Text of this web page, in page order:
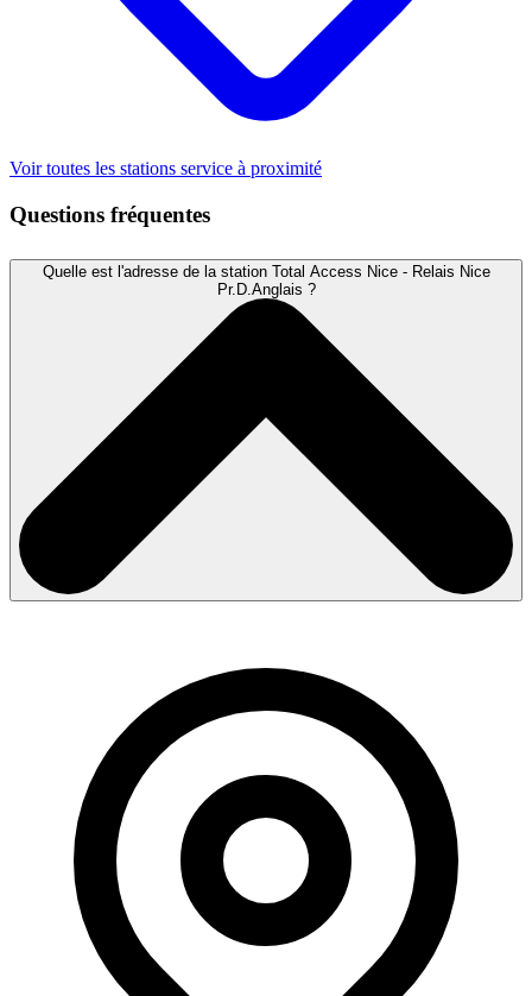
Voir toutes les stations service à proximité
Questions fréquentes
Quelle est l'adresse de la station Total Access Nice - Relais Nice
Pr.D.Anglais ?